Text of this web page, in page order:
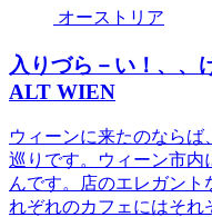
オーストリア
入りづら－い！、、
ALT WIEN
ウィーンに来たのならば
巡りです。ウィーン市内
んです。店のエレガン
れぞれのカフェにはそれ